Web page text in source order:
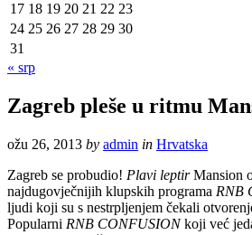
17 18 19 20 21 22 23
24 25 26 27 28 29 30
31
« srp
Zagreb pleše u ritmu
ožu 26, 2013 by admin in Hrvatska
Zagreb se probudio! Plavi leptirMansion
najdugovječnijih klupskih programa RNB
ljudi koji su s nestrpljenjem čekali
Popularni RNB CONFUSIONkoji već